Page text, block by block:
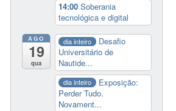
14:00Soberania
tecnológica e digital
AGO
19
qua
dia inteiro
Desafio
Universitário de
Nautide...
dia inteiro
Exposição:
Perder Tudo.
Novament...